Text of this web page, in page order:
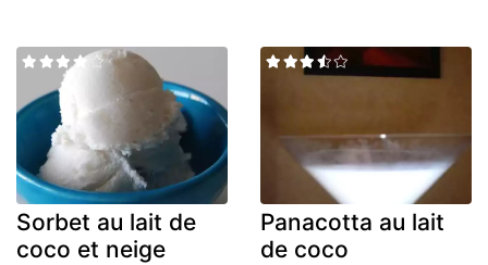
Sorbet au lait de
coco et neige
Panacotta au lait
de coco